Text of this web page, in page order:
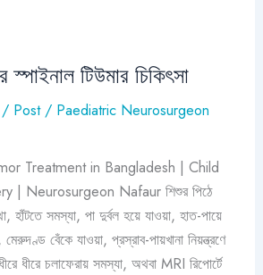
স্পাইনাল টিউমার চিকিৎসা
/ Post/ Paediatric Neurosurgeon
Treatment in Bangladesh | Child
| Neurosurgeon Nafaur শিশুর পিঠে
হাঁটতে সমস্যা, পা দুর্বল হয়ে যাওয়া, হাত-পায়ে
বেঁকে যাওয়া, প্রস্রাব-পায়খানা নিয়ন্ত্রণে
ধীরে চলাফেরায় সমস্যা, অথবা MRI রিপোর্টে